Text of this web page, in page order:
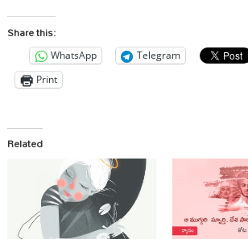
Share this:
WhatsApp Telegram
Print
Related